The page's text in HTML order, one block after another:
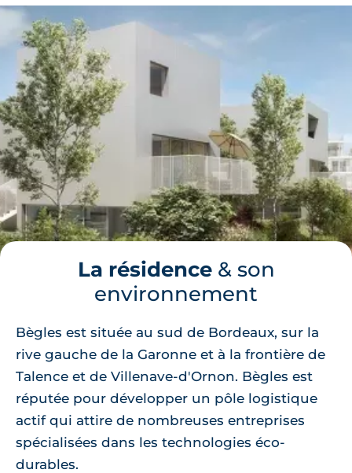
La résidence& son
environnement
Bègles est située au sud de Bordeaux, sur la
rive gauche de la Garonne et à la frontière de
Talence et de Villenave-d'Ornon. Bègles est
réputée pour développer un pôle logistique
actif qui attire de nombreuses entreprises
spécialisées dans les technologies éco-
durables.